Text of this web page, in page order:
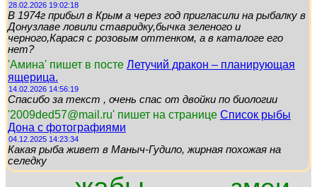
28.02.2026 19:02:18
В 1974г прибыл в Крым а через год пригласили на рыбалку в
Донузлаве ловили ставридку,бычка зеленого и
черного,Карася с розовым оттенком, а в каталоге его
нет?
'Амина' пишет в посте Летучий дракон – планирующая
ящерица.
14.02.2026 14:56:19
Спасибо за текст , очень спас от двойки по биологии
'2009ded57@mail.ru' пишет на странице Список рыбы
Дона с фотографиями
04.12.2025 14:23:34
Какая рыба живет в Маныч-Гудило, жирная похожая на
селедку